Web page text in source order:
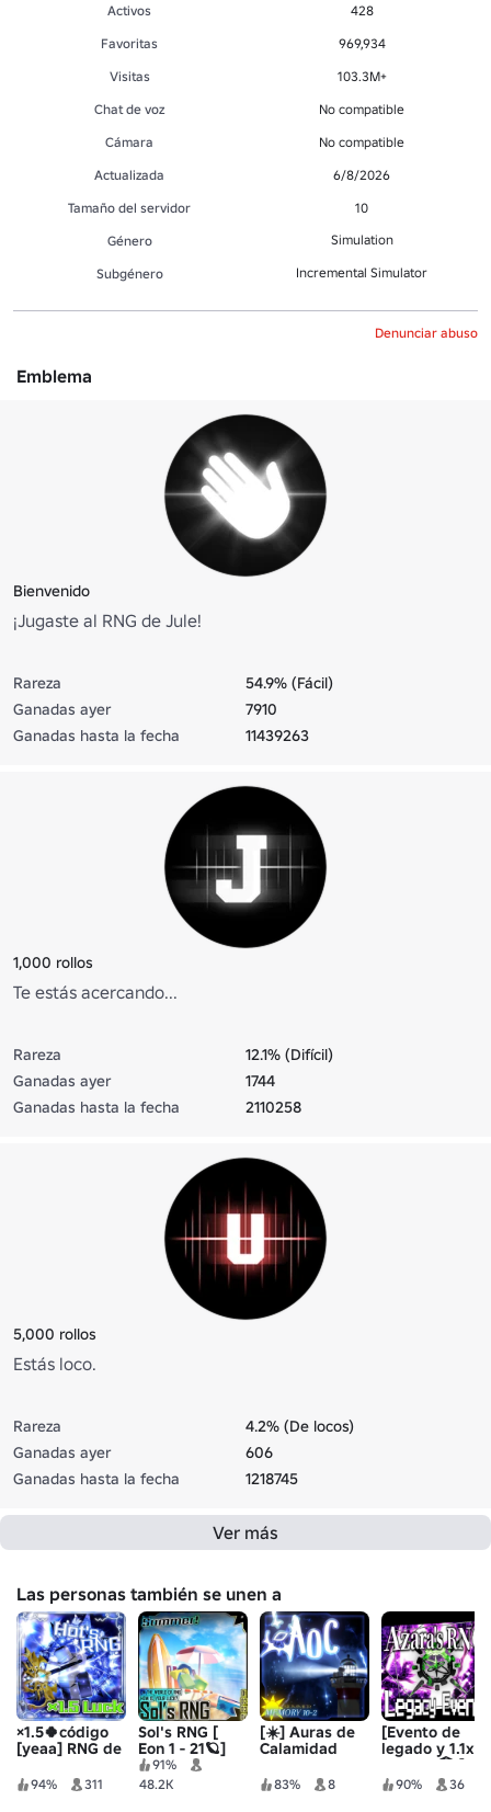
Activos
428
Favoritas
969,934
Visitas
103.3M+
Chat de voz
No compatible
Cámara
No compatible
Actualizada
6/8/2026
Tamaño del servidor
10
Género
Simulation
Subgénero Incremental Simulator
Denunciar abuso
Emblema
Bienvenido
¡Jugaste al RNG de Jule!
Rareza
54.9% (Fácil)
Ganadas ayer
7910
Ganadas hasta la fecha
11439263
1,000 rollos
Te estás acercando...
Rareza
12.1% (Difícil)
Ganadas ayer
1744
Ganadas hasta la fecha
2110258
5,000 rollos
Estás loco.
Rareza
4.2% (De locos)
Ganadas ayer
606
Ganadas hasta la fecha
1218745
Ver más
Las personas también se unen a
×1.5🍀código
[yeaa] RNG de
94% 311
Sol's RNG [
Eon 1 - 21🪐]
91%
48.2K
[☀️] Auras de
Calamidad
83% 8
[Evento de
legado y 1.1x
suerte! 🏛️ ]
RNG de Azara
90% 36